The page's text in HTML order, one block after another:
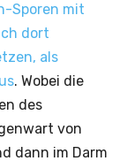
Sporen mit
dort
als
. Wobei die
des
von
dann im Darm